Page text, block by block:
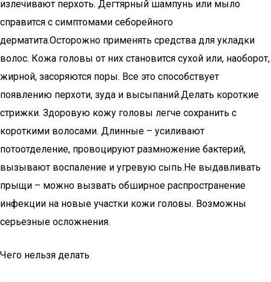
излечивают перхоть. Дегтярный шампунь или мыло
справится с симптомами себорейного
дерматита.Осторожно применять средства для укладки
волос. Кожа головы от них становится сухой или, наоборот,
жирной, засоряются поры. Все это способствует
появлению перхоти, зуда и высыпаний.Делать короткие
стрижки. Здоровую кожу головы легче сохранить с
короткими волосами. Длинные – усиливают
потоотделение, провоцируют размножение бактерий,
вызывают воспаление и угревую сыпь.Не выдавливать
прыщи – можно вызвать обширное распространение
инфекции на новые участки кожи головы. Возможны
серьезные осложнения.
Чего нельзя делать